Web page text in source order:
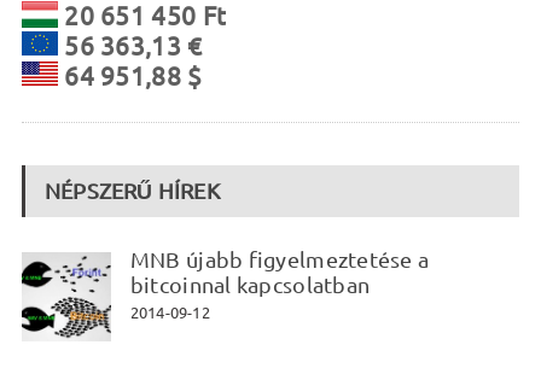
20 651 450 Ft
56 363,13 €
64 951,88 $
NÉPSZERŰ HÍREK
MNB újabb figyelmeztetése a
bitcoinnal kapcsolatban
2014-09-12